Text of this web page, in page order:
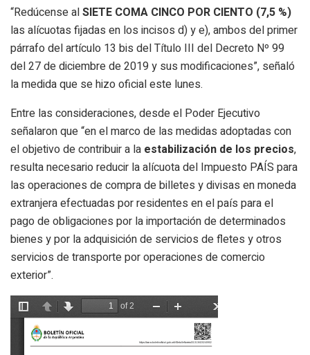
“Redúcense alSIETE COMA CINCO POR CIENTO (7,5 %)
las alícuotas fijadas en los incisos d) y e), ambos del primer
párrafo del artículo 13 bis del Título III del Decreto Nº 99
del 27 de diciembre de 2019 y sus modificaciones”, señaló
la medida que se hizo oficial este lunes.
Entre las consideraciones, desde el Poder Ejecutivo
señalaron que “en el marco de las medidas adoptadas con
el objetivo de contribuir a la estabilización de los precios,
resulta necesario reducir la alícuota del Impuesto PAÍS para
las operaciones de compra de billetes y divisas en moneda
extranjera efectuadas por residentes en el país para el
pago de obligaciones por la importación de determinados
bienes y por la adquisición de servicios de fletes y otros
servicios de transporte por operaciones de comercio
exterior”.